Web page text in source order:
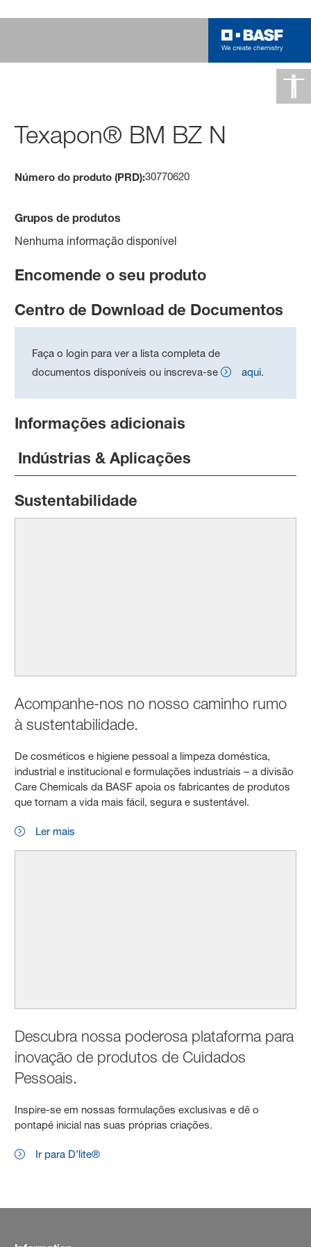
Texapon® BM BZ N
Número do produto (PRD):30770620
Grupos de produtos
Nenhuma informação disponível
Encomende o seu produto
Centro de Download de Documentos
Faça o login para ver a lista completa de
documentos disponíveis ou inscreva-se
aqui.
Informações adicionais
Indústrias & Aplicações
Sustentabilidade
Acompanhe-nos no nosso caminho rumo
à sustentabilidade.
De cosméticos e higiene pessoal a limpeza doméstica,
industrial e institucional e formulações industriais – a divisão
Care Chemicals da BASF apoia os fabricantes de produtos
que tornam a vida mais fácil, segura e sustentável.
Ler mais
Descubra nossa poderosa plataforma para
inovação de produtos de Cuidados
Pessoais.
Inspire-se em nossas formulações exclusivas e dê o
pontapé inicial nas suas próprias criações.
Ir para D’lite®